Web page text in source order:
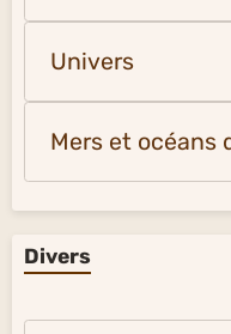
Univers
Mers et océans
Divers